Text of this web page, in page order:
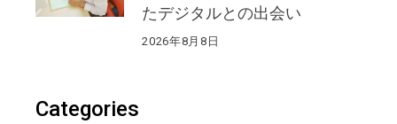
たデジタルとの出会い
2026年8月8日
Categories